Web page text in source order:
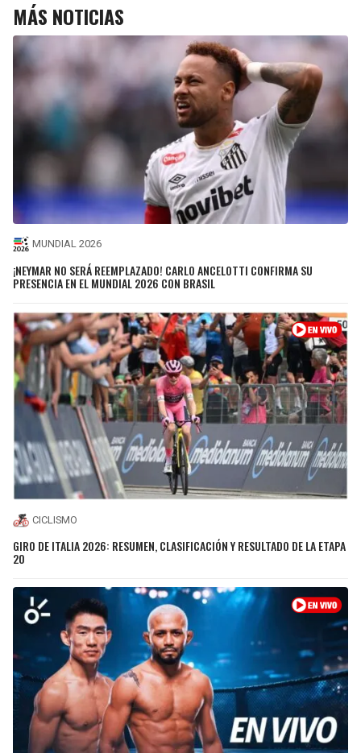
MÁS NOTICIAS
MUNDIAL 2026
¡NEYMAR NO SERÁ REEMPLAZADO! CARLO ANCELOTTI CONFIRMA SU
PRESENCIA EN EL MUNDIAL 2026 CON BRASIL
CICLISMO
GIRO DE ITALIA 2026: RESUMEN, CLASIFICACIÓN Y RESULTADO DE LA ETAPA
20